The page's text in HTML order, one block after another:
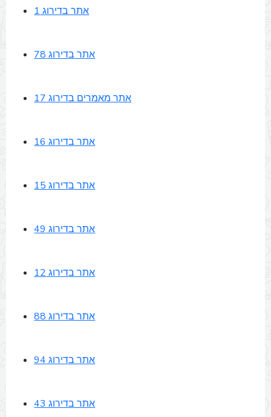
אתר בדירוג 1
אתר בדירוג 78
אתר מאמרים בדירוג 17
אתר בדירוג 16
אתר בדירוג 15
אתר בדירוג 49
אתר בדירוג 12
אתר בדירוג 88
אתר בדירוג 94
אתר בדירוג 43